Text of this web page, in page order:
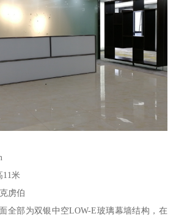
11米
虏伯
全部为双银中空LOW-E玻璃幕墙结构，在